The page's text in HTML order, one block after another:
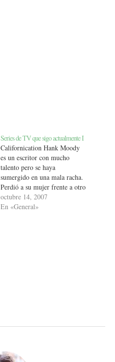
Series de TV que sigo actualmente I
Californication Hank Moody
es un escritor con mucho
talento pero se haya
sumergido en una mala racha.
Perdió a su mujer frente a otro
tipo, es incapaz de escribir
nada y odia Los Angeles,
octubre 14, 2007
En «General»